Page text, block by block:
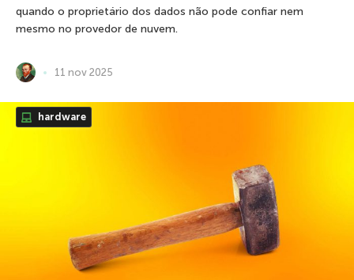
quando o proprietário dos dados não pode confiar nem
mesmo no provedor de nuvem.
11 nov 2025
hardware